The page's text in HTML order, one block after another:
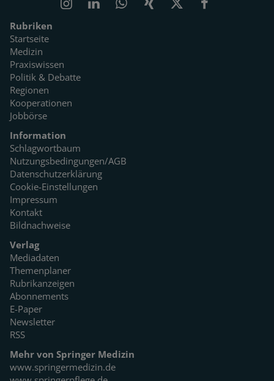
Rubriken
Startseite
Medizin
Praxiswissen
Politik & Debatte
Regionen
Kooperationen
Jobbörse
Information
Schlagwortbaum
Nutzungsbedingungen/AGB
Datenschutzerklärung
Cookie-Einstellungen
Impressum
Kontakt
Bildnachweise
Verlag
Mediadaten
Themenplaner
Rubrikanzeigen
Abonnements
E-Paper
Newsletter
RSS
Mehr von Springer Medizin
www.springermedizin.de